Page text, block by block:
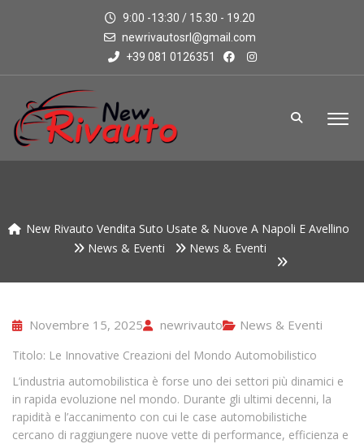
9:00 -13:30 / 15.30 - 19.20
newrivautosrl@gmail.com
+39 081 0126351
New Rivauto Vendita Suto Usate & Nuove A Napoli E Avellino
News & Eventi
News & Eventi
Novembre 15, 2025 newrivauto News & Eventi
Titolo: Le Innovative Creazioni del Mondo Automobilistico
L’industria automobilistica è forse uno dei settori più dinamici e
in rapida evoluzione nel mondo. Durante gli ultimi decenni, la
rapidità e l’accanimento con cui le case automobilistiche
cercano di raggiungere nuove vette di performance, efficienza e